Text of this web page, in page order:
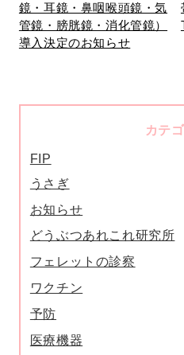
鏡・耳鏡・鼻咽喉頭鏡・気
管鏡・膀胱鏡・消化管鏡）
導入決定のお知らせ
カテ
FIP
うさぎ
お知らせ
どうぶつあれこれ研究所
フェレットの診察
ワクチン
予防
医療機器